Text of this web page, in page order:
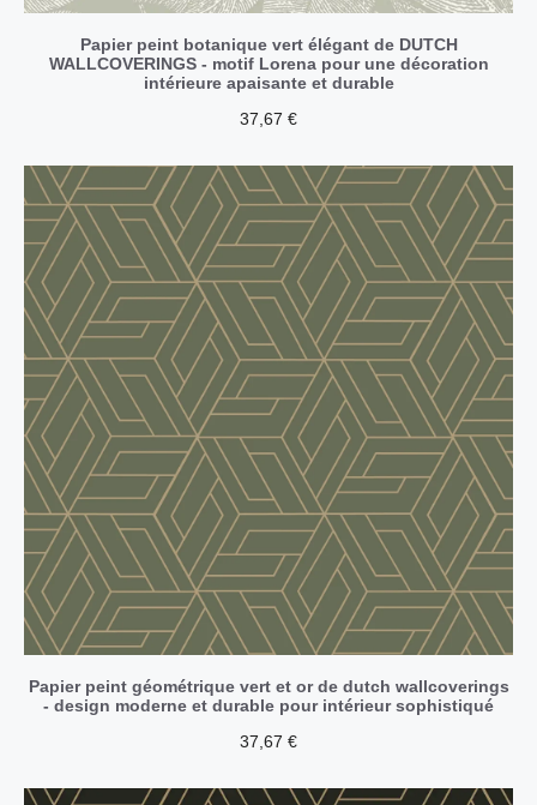
Papier peint botanique vert élégant de DUTCH
WALLCOVERINGS - motif Lorena pour une décoration
intérieure apaisante et durable
37,67 €
Papier peint géométrique vert et or de dutch wallcoverings
- design moderne et durable pour intérieur sophistiqué
37,67 €